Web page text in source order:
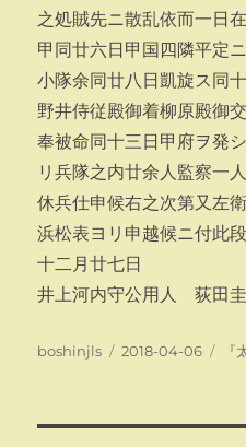
之処賊先ニ散乱依而一日
甲同廿六日甲国四隣平定
小隊余同廿八日凱旋ス同
野井侍従殿御着柳原殿御
奉被命同十三日甲府ヲ発
リ兵隊之内廿余人監察一
休兵仕申候右之次第又左
浜松表ヨリ申越候ニ付此
十二月廿七日
井上河内守公用人 荻田
投
boshinjls
投
2018-04-06
カ『